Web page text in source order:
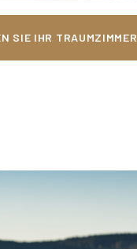
SIE IHR TRAUMZIMMER